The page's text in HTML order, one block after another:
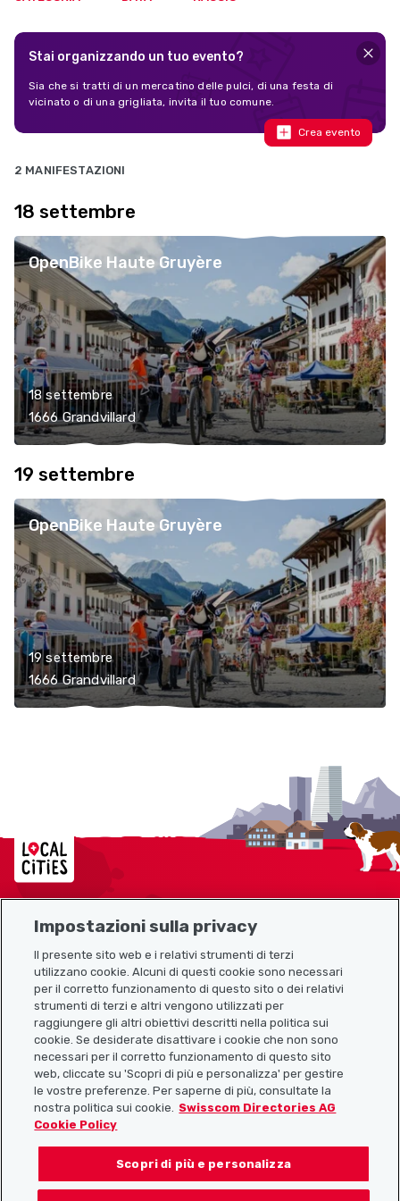
Stai organizzando un tuo evento?
Sia che si tratti di un mercatino delle pulci, di una festa di
vicinato o di una grigliata, invita il tuo comune.
Crea evento
2 MANIFESTAZIONI
18 settembre
OpenBike Haute Gruyère
18 settembre
1666 Grandvillard
19 settembre
OpenBike Haute Gruyère
19 settembre
1666 Grandvillard
Localcities
Link utili
Scarica l’app Localcities
Seguiteci su:
Impostazioni sulla privacy
Il presente sito web e i relativi strumenti di terzi
utilizzano cookie. Alcuni di questi cookie sono necessari
per il corretto funzionamento di questo sito o dei relativi
strumenti di terzi e altri vengono utilizzati per
raggiungere gli altri obiettivi descritti nella politica sui
cookie. Se desiderate disattivare i cookie che non sono
necessari per il corretto funzionamento di questo sito
web, cliccate su 'Scopri di più e personalizza' per gestire
le vostre preferenze. Per saperne di più, consultate la
nostra politica sui cookie.
Swisscom Directories AG
Cookie Policy
Scopri di più e personalizza